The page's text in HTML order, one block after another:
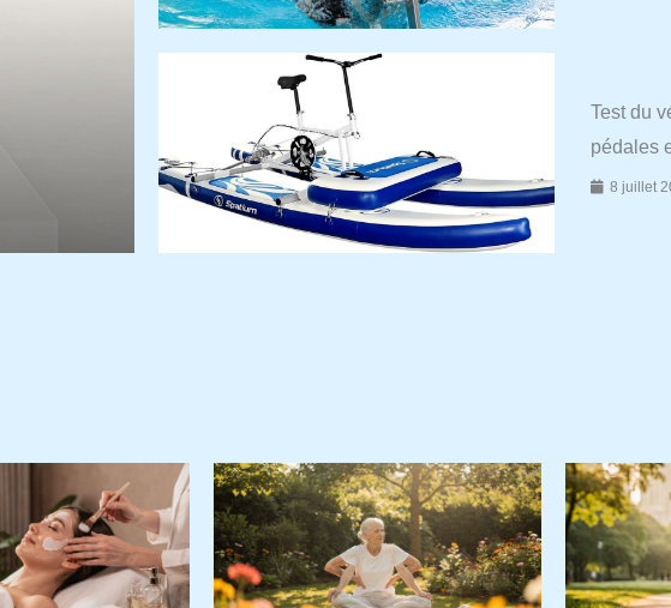
Test du
pédales
8 juillet